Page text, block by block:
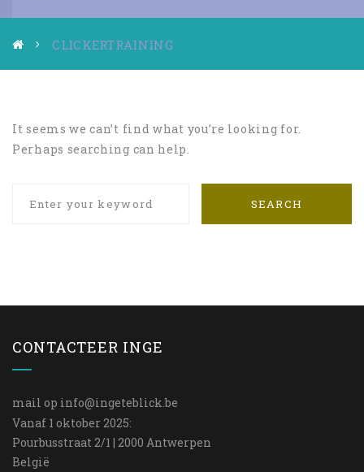
CLICKERTRAINING
It seems we can’t find what you’re looking for.
Perhaps searching can help.
SEARCH
CONTACTEER INGE
mail op info@ingeteblick.be
Vanaf 1 oktober 2025:
Pourbusstraat 2/1 | 2000 Antwerpen
België